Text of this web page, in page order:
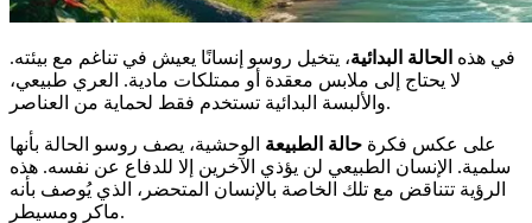
في هذه الحالة البدائية، يتخيل روسو إنسانًا يعيش في تناغم مع بيئته.
لا يحتاج إلى ملابس معقدة أو ممتلكات مادية. العري طبيعي،
والألبسة البدائية تستخدم فقط لحماية من العناصر.
على عكس فكرة حالة الطبيعة الوحشية، يصف روسو الحالة بأنها
سلمية. الإنسان الطبيعي لن يؤذي الآخرين إلا للدفاع عن نفسه. هذه
الرؤية تتناقض مع تلك الخاصة بالإنسان المتحضر، الذي يُوصف بأنه
ماكر ومسيطر.